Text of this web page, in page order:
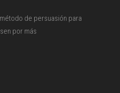
de persuasión para
por más